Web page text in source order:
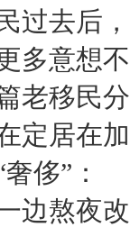
过去后
多意想
移民分
定居在
侈”：
熬夜改